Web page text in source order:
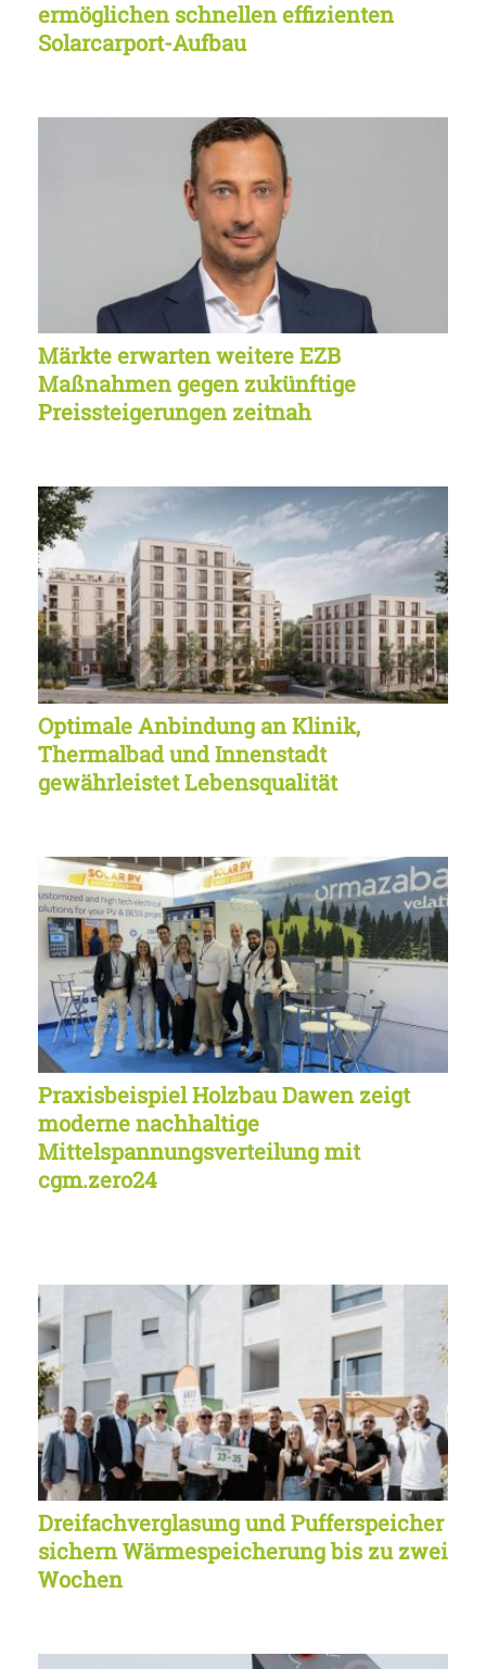
ermöglichen schnellen effizienten
Solarcarport-Aufbau
Märkte erwarten weitere EZB
Maßnahmen gegen zukünftige
Preissteigerungen zeitnah
Optimale Anbindung an Klinik,
Thermalbad und Innenstadt
gewährleistet Lebensqualität
Praxisbeispiel Holzbau Dawen zeigt
moderne nachhaltige
Mittelspannungsverteilung mit
cgm.zero24
Dreifachverglasung und Pufferspeicher
sichern Wärmespeicherung bis zu zwei
Wochen